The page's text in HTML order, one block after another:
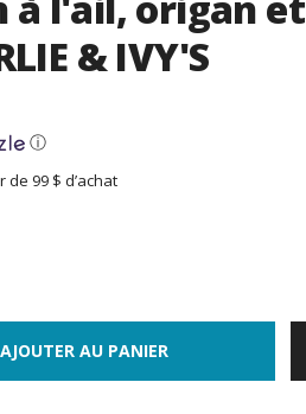
& IVY'S
ⓘ
99 $ d’achat
AJOUTER AU PANIER